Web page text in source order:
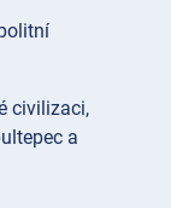
civilizaci,
a